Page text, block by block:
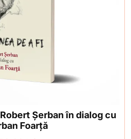
Şerban în dialog cu
Foarţă